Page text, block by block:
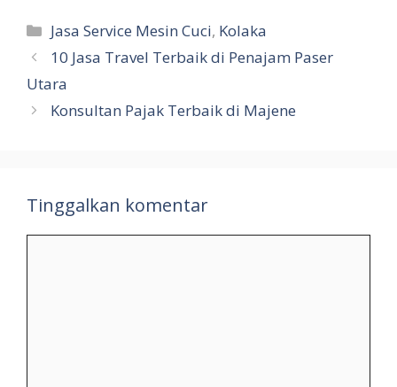
Kategori
Jasa Service Mesin Cuci, Kolaka
10 Jasa Travel Terbaik di Penajam Paser
Utara
Konsultan Pajak Terbaik di Majene
Tinggalkan komentar